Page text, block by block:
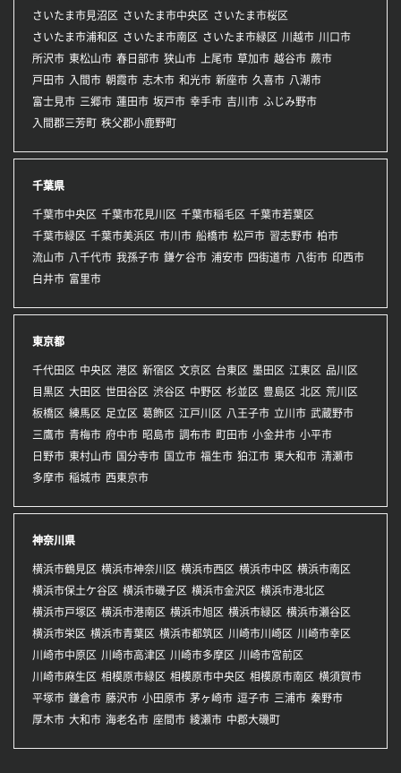
さいたま市見沼区
さいたま市中央区
さいたま市桜区
さいたま市浦和区
さいたま市南区 さいたま市緑区 川越市 川口市
所沢市 東松山市 春日部市 狭山市 上尾市 草加市 越谷市 蕨市
戸田市 入間市 朝霞市 志木市 和光市 新座市 久喜市 八潮市
富士見市 三郷市 蓮田市 坂戸市 幸手市 吉川市 ふじみ野市
入間郡三芳町 秩父郡小鹿野町
千葉県
千葉市中央区 千葉市花見川区 千葉市稲毛区 千葉市若葉区
千葉市緑区 千葉市美浜区 市川市 船橋市 松戸市 習志野市 柏市
流山市 八千代市 我孫子市 鎌ケ谷市 浦安市 四街道市 八街市 印西市
白井市 富里市
東京都
千代田区 中央区 港区 新宿区 文京区 台東区 墨田区 江東区 品川区
目黒区 大田区 世田谷区 渋谷区 中野区 杉並区 豊島区 北区 荒川区
板橋区 練馬区 足立区 葛飾区 江戸川区 八王子市 立川市 武蔵野市
三鷹市 青梅市 府中市 昭島市 調布市 町田市 小金井市 小平市
日野市 東村山市 国分寺市 国立市 福生市 狛江市 東大和市 清瀬市
多摩市 稲城市 西東京市
神奈川県
横浜市鶴見区 横浜市神奈川区 横浜市西区 横浜市中区 横浜市南区
横浜市保土ケ谷区 横浜市磯子区 横浜市金沢区 横浜市港北区
横浜市戸塚区 横浜市港南区 横浜市旭区 横浜市緑区 横浜市瀬谷区
横浜市栄区 横浜市青葉区 横浜市都筑区 川崎市川崎区 川崎市幸区
川崎市中原区 川崎市高津区 川崎市多摩区 川崎市宮前区
川崎市麻生区 相模原市緑区 相模原市中央区 相模原市南区 横須賀市
平塚市 鎌倉市 藤沢市 小田原市 茅ヶ崎市 逗子市 三浦市 秦野市
厚木市 大和市 海老名市 座間市 綾瀬市 中郡大磯町